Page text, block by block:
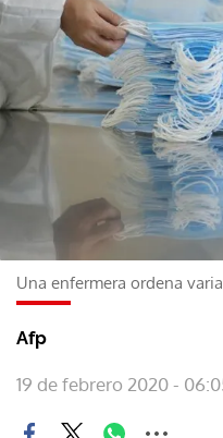
Una enfermera ordena
Afp
19 de febrero 2020 -